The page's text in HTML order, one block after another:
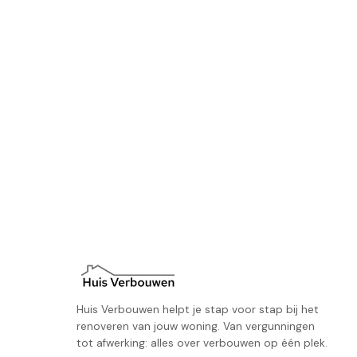
Huis Verbouwen helpt je stap voor stap bij het
renoveren van jouw woning. Van vergunningen
tot afwerking: alles over verbouwen op één plek.